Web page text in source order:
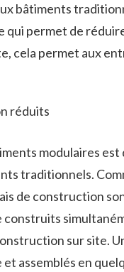
bâtiments
qui permet de
cela permet aux
réduits
modulaires
traditionnels.
de construction
sur site.
assemblés en